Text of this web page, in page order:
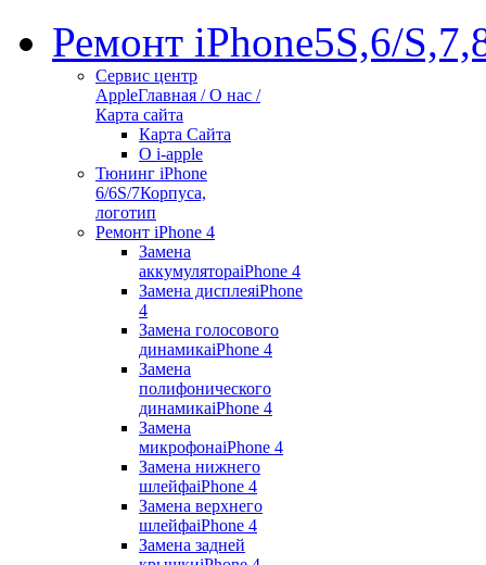
Ремонт iPhone5S,6/
Сервис центр
AppleГлавная / О нас /
Карта сайта
Карта Сайта
О i-apple
Тюнинг iPhone
6/6S/7Корпуса,
логотип
Ремонт iPhone 4
Замена
аккумулятораiPhone 4
Замена дисплеяiPhone
4
Замена голосового
динамикаiPhone 4
Замена
полифонического
динамикаiPhone 4
Замена
микрофонаiPhone 4
Замена нижнего
шлейфаiPhone 4
Замена верхнего
шлейфаiPhone 4
Замена задней